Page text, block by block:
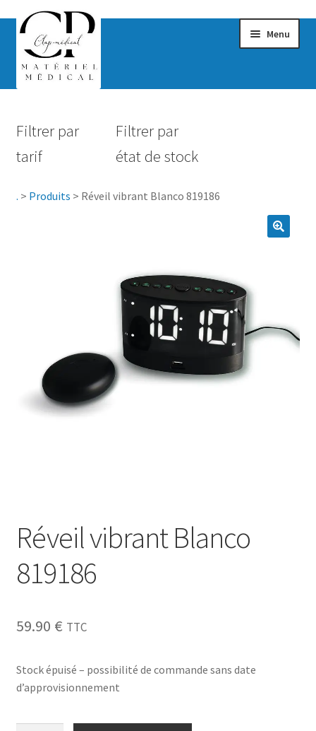
Menu
Hygiène
Accessoires Salle de bain
Vêtements & Chaussures
Pro.
0.00 €
Filtrer par
tarif
Filtrer par
état de stock
. > Produits > Réveil vibrant Blanco 819186
Réveil vibrant Blanco
819186
59.90 € TTC
Stock épuisé – possibilité de commande sans date
d’approvisionnement